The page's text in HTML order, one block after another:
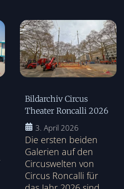
Bildarchiv Circus
Theater Roncalli 2026
3. April 2026
Die ersten beiden
Galerien auf den
Circuswelten von
Circus Roncalli für